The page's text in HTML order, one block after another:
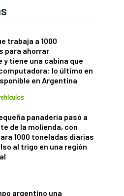
trabaja a 1000
para ahorrar
tiene una cabina que
lo último en
en Argentina
panadería pasó a
de la molienda, con
1000 toneladas diarias
al trigo en una región
argentino una